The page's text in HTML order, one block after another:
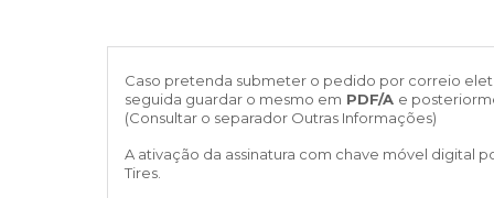
MAPA DO PORTALCaso pretenda submeter o pedido por correio
seguida guardar o mesmo em PDF/A e
(Consultar o separador Outras Informações)
A ativação da assinatura com chave móvel digital
Tires.